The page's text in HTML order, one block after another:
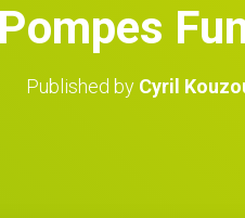
Published by Cyril